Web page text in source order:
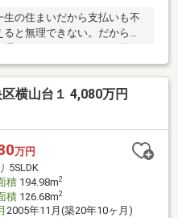
生の住まいだから支払いも不
と無理できない。だからこ
い暮らしを手に入れる。～
張替えユニットバス交換(浴
面化粧台交換給湯器交換ガ
換7月末リフォーム工事完了
横山台１ 4,080万円
万円
5SLDK
積194.98m2
積126.68m2
2005年11月(築20年10ヶ月)